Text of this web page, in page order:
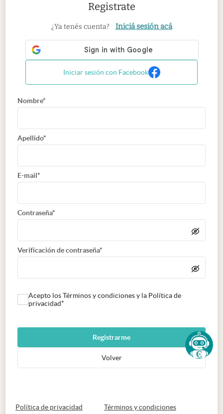
Registrate
¿Ya tenés cuenta? Iniciá sesión acá
Iniciar sesión con Facebook
Nombre*
Apellido*
E-mail*
Contraseña*
Verificación de contraseña*
Acepto los Términos y condiciones y la Política de
privacidad*
Registrarme
Volver
Política de privacidad abre en nueva pestaña
Términos y condicionesabre en nueva